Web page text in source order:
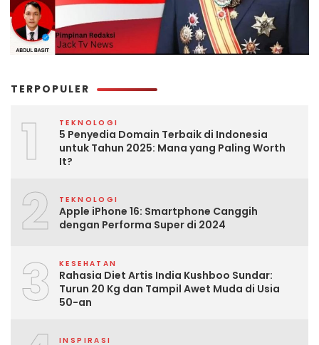
TERPOPULER
1 TEKNOLOGI
5 Penyedia Domain Terbaik di Indonesia
untuk Tahun 2025: Mana yang Paling Worth
It?
2 TEKNOLOGI
Apple iPhone 16: Smartphone Canggih
dengan Performa Super di 2024
3 KESEHATAN
Rahasia Diet Artis India Kushboo Sundar:
Turun 20 Kg dan Tampil Awet Muda di Usia
50-an
INSPIRASI